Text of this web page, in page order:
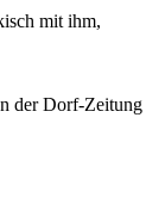
mit ihm,
der Dorf-Zeitung